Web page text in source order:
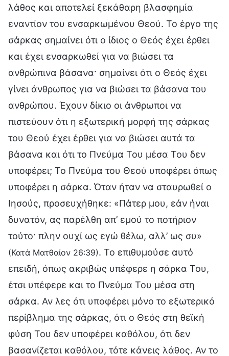
λάθος και αποτελεί ξεκάθαρη βλασφημία
εναντίον του ενσαρκωμένου Θεού. Το έργο της
σάρκας σημαίνει ότι ο ίδιος ο Θεός έχει έρθει
και έχει ενσαρκωθεί για να βιώσει τα
ανθρώπινα βάσανα· σημαίνει ότι ο Θεός έχει
γίνει άνθρωπος για να βιώσει τα βάσανα του
ανθρώπου. Έχουν δίκιο οι άνθρωποι να
πιστεύουν ότι η εξωτερική μορφή της σάρκας
του Θεού έχει έρθει για να βιώσει αυτά τα
βάσανα και ότι το Πνεύμα Του μέσα Του δεν
υποφέρει; Το Πνεύμα του Θεού υποφέρει όπως
υποφέρει η σάρκα. Όταν ήταν να σταυρωθεί ο
Ιησούς, προσευχήθηκε: «Πάτερ μου, εάν ήναι
δυνατόν, ας παρέλθη απ’ εμού το ποτήριον
τούτο· πλην ουχί ως εγώ θέλω, αλλ’ ως συ»
(Κατά Ματθαίον 26:39). Το επιθυμούσε αυτό
επειδή, όπως ακριβώς υπέφερε η σάρκα Του,
έτσι υπέφερε και το Πνεύμα Του μέσα στη
σάρκα. Αν λες ότι υποφέρει μόνο το εξωτερικό
περίβλημα της σάρκας, ότι ο Θεός στη θεϊκή
φύση Του δεν υποφέρει καθόλου, ότι δεν
βασανίζεται καθόλου, τότε κάνεις λάθος. Αν το